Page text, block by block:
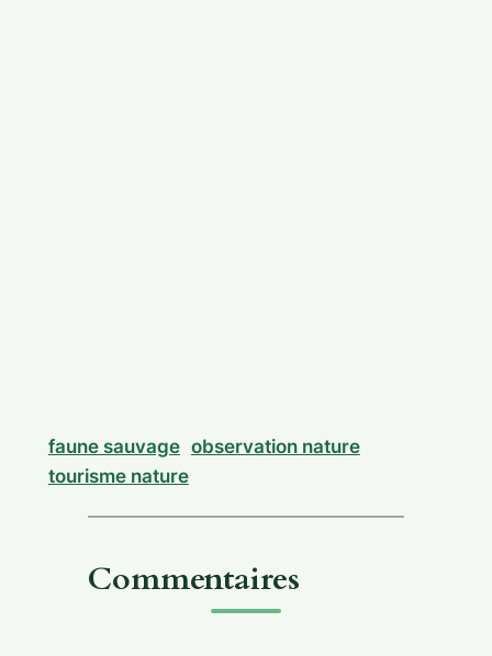
faune sauvage observation nature
tourisme nature
Commentaires